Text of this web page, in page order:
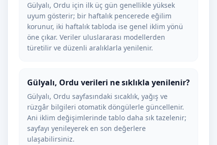
Gülyalı, Ordu için ilk üç gün genellikle yüksek
uyum gösterir; bir haftalık pencerede eğilim
korunur, iki haftalık tabloda ise genel iklim yönü
öne çıkar. Veriler uluslararası modellerden
türetilir ve düzenli aralıklarla yenilenir.
Gülyalı, Ordu verileri ne sıklıkla yenilenir?
Gülyalı, Ordu sayfasındaki sıcaklık, yağış ve
rüzgâr bilgileri otomatik döngülerle güncellenir.
Ani iklim değişimlerinde tablo daha sık tazelenir;
sayfayı yenileyerek en son değerlere
ulaşabilirsiniz.